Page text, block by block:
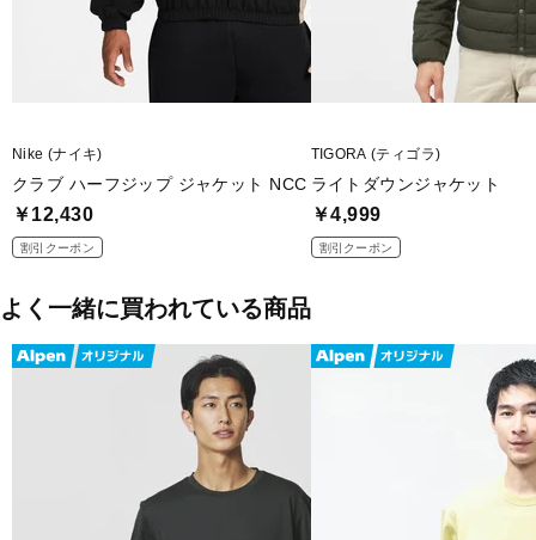
Nike (ナイキ)
クラブ ハーフジップ ジャケット NCC
￥12,430
割引クーポン
TIGORA (ティゴラ)
ライトダウンジャケット
￥4,999
割引クーポン
よく一緒に買われている商品